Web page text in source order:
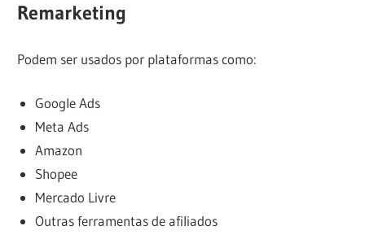
Remarketing
Podem ser usados por plataformas como:
Google Ads
Meta Ads
Amazon
Shopee
Mercado Livre
Outras ferramentas de afiliados